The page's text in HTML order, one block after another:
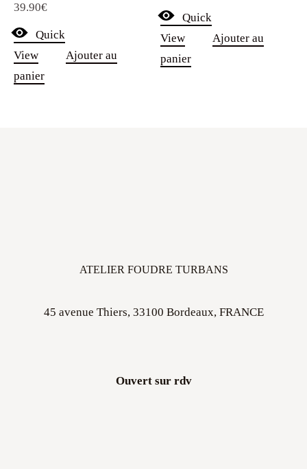
39.90€
Quick
View
Ajouter au
panier
Quick
View
Ajouter au
panier
ATELIER FOUDRE TURBANS
45 avenue Thiers, 33100 Bordeaux, FRANCE
Ouvert sur rdv